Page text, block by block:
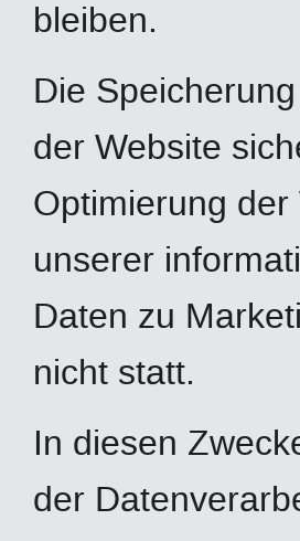
bleiben.
Die
der Website
Optimierung
unserer
Daten zu
nicht statt.
In diesen
der